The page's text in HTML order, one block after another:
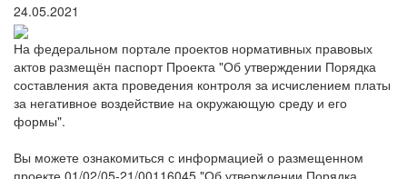
24.05.2021
На федеральном портале проектов нормативных правовых
актов размещён паспорт Проекта "Об утверждении Порядка
составления акта проведения контроля за исчислением платы
за негативное воздействие на окружающую среду и его
формы".
Вы можете ознакомиться с информацией о размещенном
проекте 01/02/05-21/00116045 "Об утверждении Порядка